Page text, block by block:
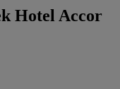
Hotel Accor